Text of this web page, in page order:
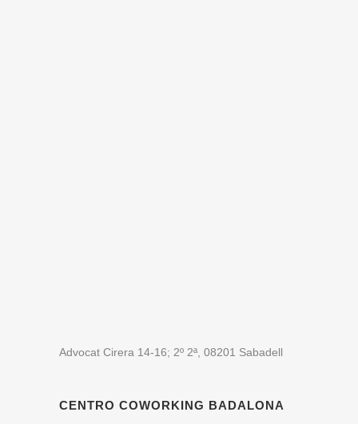
Advocat Cirera 14-16; 2º 2ª, 08201 Sabadell
CENTRO COWORKING BADALONA